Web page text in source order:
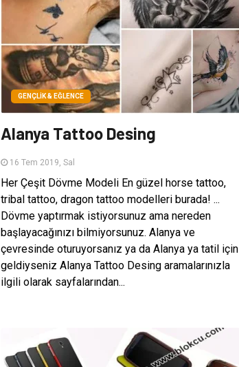
GENÇLIK & EĞLENCE
Alanya Tattoo Desing
16 Tem 2019, Sal
Her Çeşit Dövme Modeli En güzel horse tattoo,
tribal tattoo, dragon tattoo modelleri burada! ...
Dövme yaptırmak istiyorsunuz ama nereden
başlayacağınızı bilmiyorsunuz. Alanya ve
çevresinde oturuyorsanız ya da Alanya ya tatil için
geldiyseniz Alanya Tattoo Desing aramalarınızla
ilgili olarak sayfalarından...